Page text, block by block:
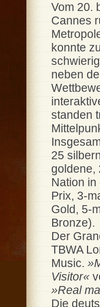
Vom 20.
Cannes
konnte
neben
standen
25
goldene,
Nation
Prix, 3-
Gold, 5-
Bronze).
Der
TBWA
Music.
Visitor«
»Real
Die